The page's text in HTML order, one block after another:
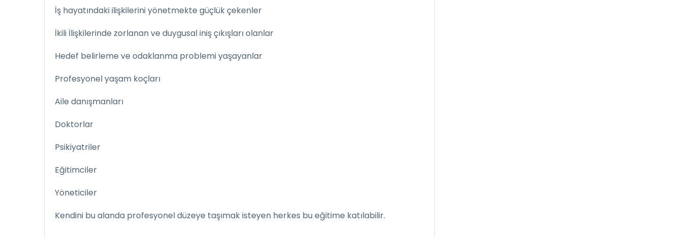
İş hayatındaki ilişkilerini yönetmekte güçlük çekenler
İkili İlişkilerinde zorlanan ve duygusal iniş çıkışları olanlar
Hedef belirleme ve odaklanma problemi yaşayanlar
Profesyonel yaşam koçları
Aile danışmanları
Doktorlar
Psikiyatriler
Eğitimciler
Yöneticiler
Kendini bu alanda profesyonel düzeye taşımak isteyen herkes bu eğitime katılabilir.